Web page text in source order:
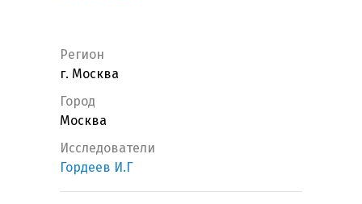
Регион
г. Москва
Город
Москва
Исследователи
Гордеев И.Г